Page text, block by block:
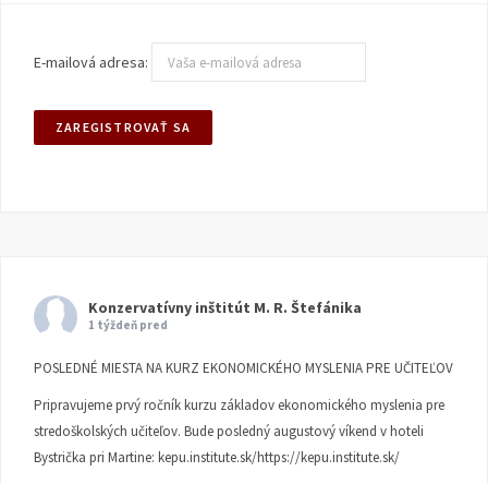
E-mailová adresa:
Konzervatívny inštitút M. R. Štefánika
1 týždeň pred
POSLEDNÉ MIESTA NA KURZ EKONOMICKÉHO MYSLENIA PRE UČITEĽOV
Pripravujeme prvý ročník kurzu základov ekonomického myslenia pre
stredoškolských učiteľov. Bude posledný augustový víkend v hoteli
Bystrička pri Martine: kepu.institute.sk/https://kepu.institute.sk/